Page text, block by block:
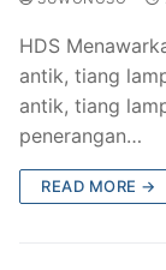
HDS
antik, tiang
antik, tiang
penerangan…
READ MORE →